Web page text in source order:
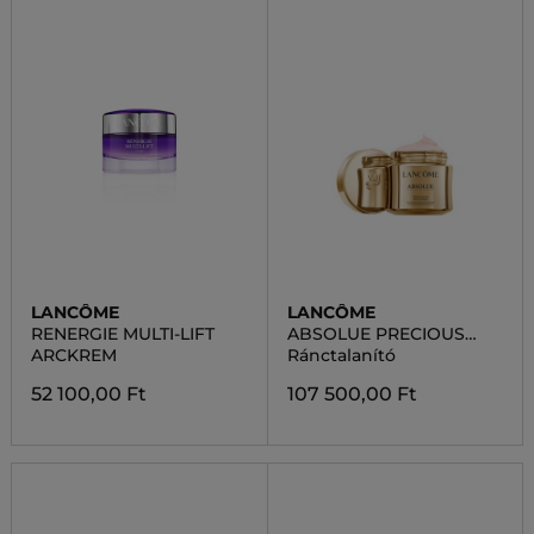
LANCÔME
RENERGIE MULTI-LIFT
ARCKREM
52 100,00 Ft
LANCÔME
ABSOLUE PRECIOUS
CELLS RICH
Ránctalanító
107 500,00 Ft